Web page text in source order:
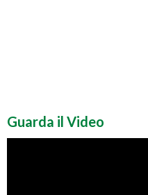
Guarda il Video